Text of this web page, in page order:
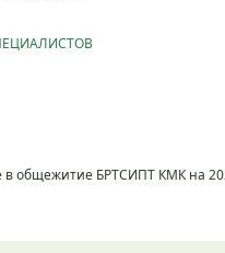
в общежитие БРТСИПТ КМК на